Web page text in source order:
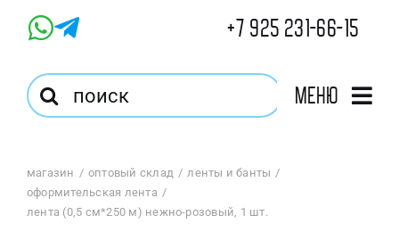
+7 925 231-66-15
Результат
поиска:
Меню
Магазин
магазин оптовый склад
ленты и банты
оформительская лента
лента (0,5 см*250 м) нежно-розовый, 1 шт.